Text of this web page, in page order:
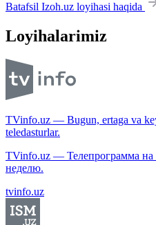
Batafsil Izoh.uz loyihasi haqida
Loyihalarimiz
TVinfo.uz — Bugun, ertaga va
teledasturlar.
TVinfo.uz — Телепрограмма на
неделю.
tvinfo.uz